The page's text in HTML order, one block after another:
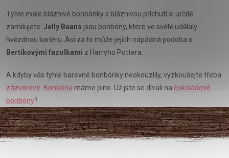
Tyhle malé bláznivé bonbónky s bláznivou příchutí si určitě
zamilujete. Jelly Beans jsou bonbóny, které ve světě udělaly
hvězdnou kariéru. Asi za to může jejich nápádná podoba s
Bertíkovými fazolkami z Harryho Pottera.
A kdyby vás tyhle barevné bonbónky neokouzlily, vyzkoušejte třeba
zázvorové Bonbónů máme plno. Už jste se dívali na čokoládové
bonbóny?